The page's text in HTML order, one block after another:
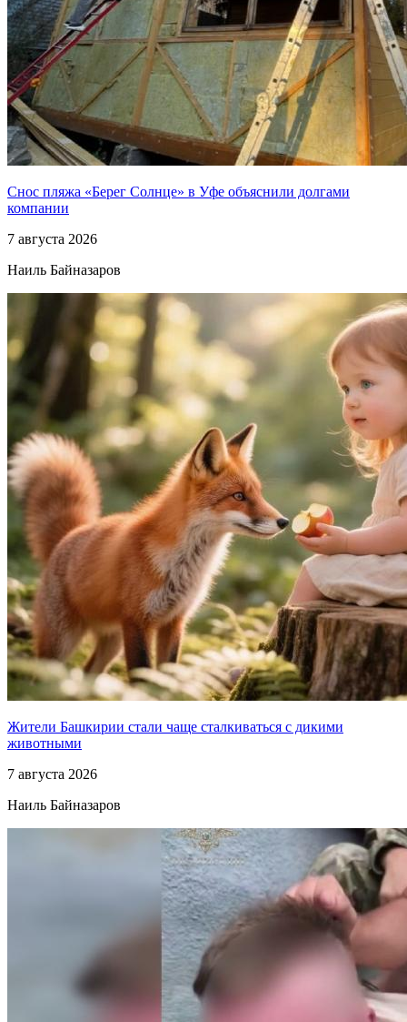
Снос пляжа «Берег Солнце» в Уфе объяснили долгами
компании
7 августа 2026
Наиль Байназаров
Жители Башкирии стали чаще сталкиваться с дикими
животными
7 августа 2026
Наиль Байназаров